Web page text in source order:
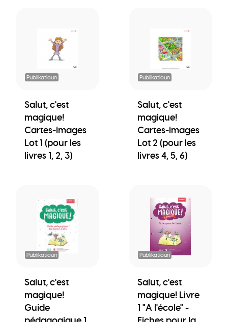
Publikatioun
Salut, c'est
magique!
Cartes-images
Lot 1 (pour les
livres 1, 2, 3)
Publikatioun
Salut, c'est
magique!
Cartes-images
Lot 2 (pour les
livres 4, 5, 6)
Publikatioun
Salut, c'est
magique!
Guide
Publikatioun
Salut, c'est
magique! Livre
1 "A l'école" -